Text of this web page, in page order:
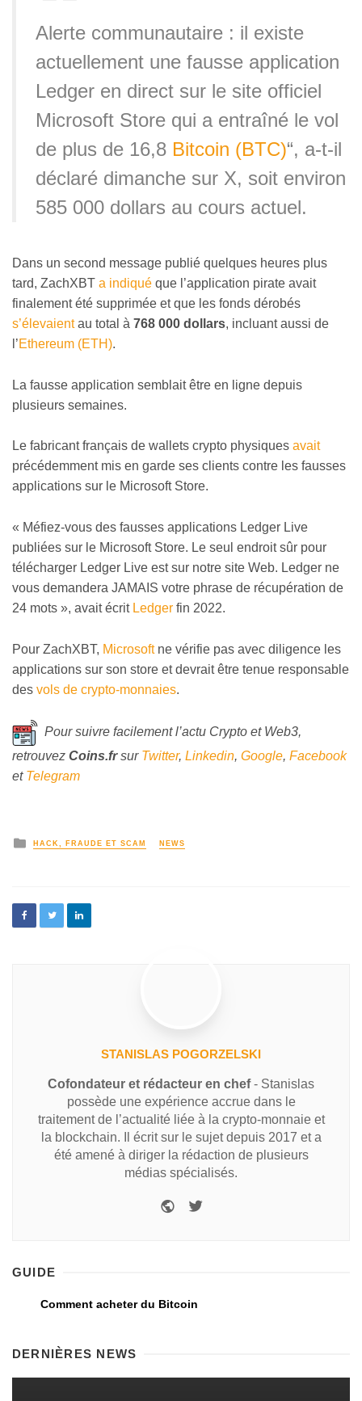
Alerte communautaire : il existe
actuellement une fausse application
Ledger en direct sur le site officiel
Microsoft Store qui a entraîné le vol
de plus de 16,8 Bitcoin (BTC)“, a-t-il
déclaré dimanche sur X, soit environ
585 000 dollars au cours actuel.
Dans un second message publié quelques heures plus
tard, ZachXBT a indiqué que l’application pirate avait
finalement été supprimée et que les fonds dérobés
s’élevaientau total à 768 000 dollars, incluant aussi de
l’Ethereum (ETH).
La fausse application semblait être en ligne depuis
plusieurs semaines.
Le fabricant français de wallets crypto physiques avait
précédemment mis en garde ses clients contre les fausses
applications sur le Microsoft Store.
« Méfiez-vous des fausses applications Ledger Live
publiées sur le Microsoft Store. Le seul endroit sûr pour
télécharger Ledger Live est sur notre site Web. Ledger ne
vous demandera JAMAIS votre phrase de récupération de
24 mots », avait écrit Ledger fin 2022.
Pour ZachXBT, Microsoftne vérifie pas avec diligence les
applications sur son store et devrait être tenue responsable
des vols de crypto-monnaies.
Pour suivre facilement l’actu Crypto et Web3,
retrouvez Coins.frsur Twitter, Linkedin, Google, Facebook
et Telegram
HACK, FRAUDE ET SCAM NEWS
STANISLAS POGORZELSKI
Cofondateur et rédacteur en chef- Stanislas
possède une expérience accrue dans le
traitement de l’actualité liée à la crypto-monnaie et
la blockchain. Il écrit sur le sujet depuis 2017 et a
été amené à diriger la rédaction de plusieurs
médias spécialisés.
GUIDE
Comment acheter du Bitcoin
DERNIÈRES NEWS